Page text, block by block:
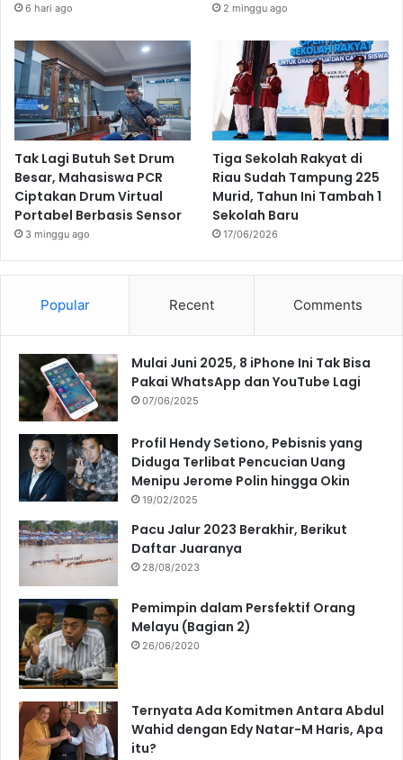
6 hari ago 2 minggu ago
Tak Lagi Butuh Set Drum
Besar, Mahasiswa PCR
Ciptakan Drum Virtual
Portabel Berbasis Sensor
3 minggu ago
Tiga Sekolah Rakyat di
Riau Sudah Tampung 225
Murid, Tahun Ini Tambah 1
Sekolah Baru
17/06/2026
Popular Recent Comments
Mulai Juni 2025, 8 iPhone Ini Tak Bisa
Pakai WhatsApp dan YouTube Lagi
07/06/2025
Profil Hendy Setiono, Pebisnis yang
Diduga Terlibat Pencucian Uang
Menipu Jerome Polin hingga Okin
19/02/2025
Pacu Jalur 2023 Berakhir, Berikut
Daftar Juaranya
28/08/2023
Pemimpin dalam Persfektif Orang
Melayu (Bagian 2)
26/06/2020
Ternyata Ada Komitmen Antara Abdul
Wahid dengan Edy Natar-M Haris, Apa
itu?